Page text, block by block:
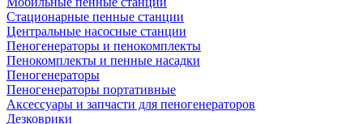
Стационарные пенные станции
Центральные насосные станции
Пеногенераторы и пенокомплекты
Пенокомплекты и пенные насадки
Пеногенераторы
Пеногенераторы портативные
Аксессуары и запчасти для пеногенераторов
Дезковрики